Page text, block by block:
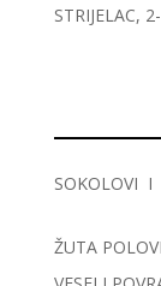
STRIJELAC,
SOKOLOVI I
ŽUTA